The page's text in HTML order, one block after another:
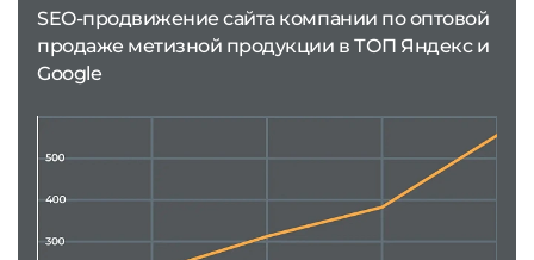
SEO-продвижение сайта компании по оптовой
продаже метизной продукции в ТОП Яндекс и
Google